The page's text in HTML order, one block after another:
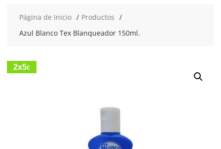
Página de Inicio
Productos
Azul Blanco Tex Blanqueador 150ml.
2x5€